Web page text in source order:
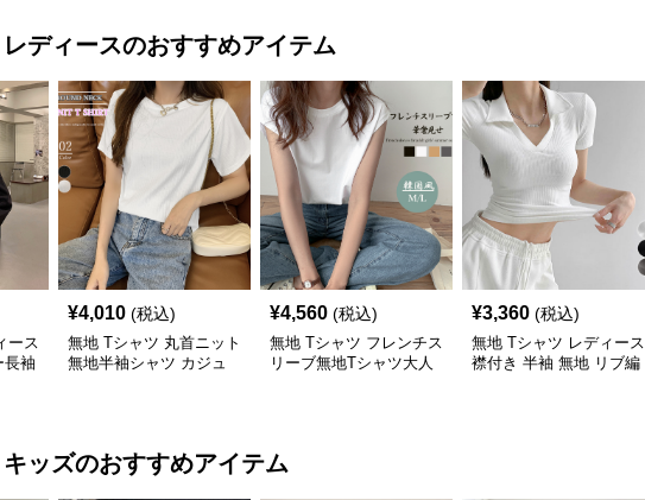
レディースのおすすめアイテム
ース
長袖
¥4,010 (税込)
無地 Tシャツ 丸首ニット
無地半袖シャツ カジュ
¥4,560 (税込)
無地 Tシャツ フレンチス
リーブ無地Tシャツ大人
¥3,360 (税込)
無地 Tシャツ レディース
襟付き 半袖 無地 リブ編
キッズのおすすめアイテム